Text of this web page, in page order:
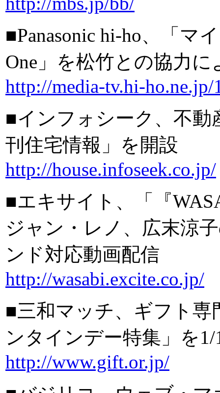
■Panasonic hi-ho、「マ
One」を松竹との協力
http://media-tv.hi-ho.ne.jp/
■インフォシーク、不
刊住宅情報」を開設
http://house.infoseek.co.jp/
■エキサイト、「『
ジャン・レノ、広末涼
ンド対応動画配信
http://wasabi.excite.co.jp/
■三和マッチ、ギフト専
ンタインデー特集」を
http://www.gift.or.jp/